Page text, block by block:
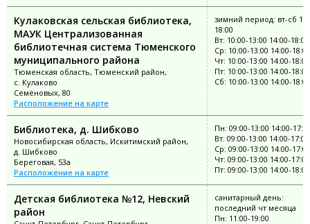
Кулаковская сельская библиотека,
МАУК Централизованная
библиотечная система Тюменского
муниципального района
Тюменская область, Тюменский район,
с. Кулаково
Семёновых, 80
Расположение на карте
зимний период: вт-сб
18:00
Вт: 10:00-13:00 14:00-18:00
Ср: 10:00-13:00 14:00-18:00
Чт: 10:00-13:00 14:00-18:00
Пт: 10:00-13:00 14:00-18:00
Сб: 10:00-13:00 14:00-18:00
Библиотека, д. Шибково
Новосибирская область, Искитимский район,
д. Шибково
Береговая, 53а
Расположение на карте
Пн: 09:00-13:00 14:00-
Вт: 09:00-13:00 14:00-17:00
Ср: 09:00-13:00 14:00-17:00
Чт: 09:00-13:00 14:00-17:00
Пт: 09:00-13:00 14:00-18:00
Детская библиотека №12, Невский
район
санитарный день:
последний чт месяца
Пн: 11:00-19:00